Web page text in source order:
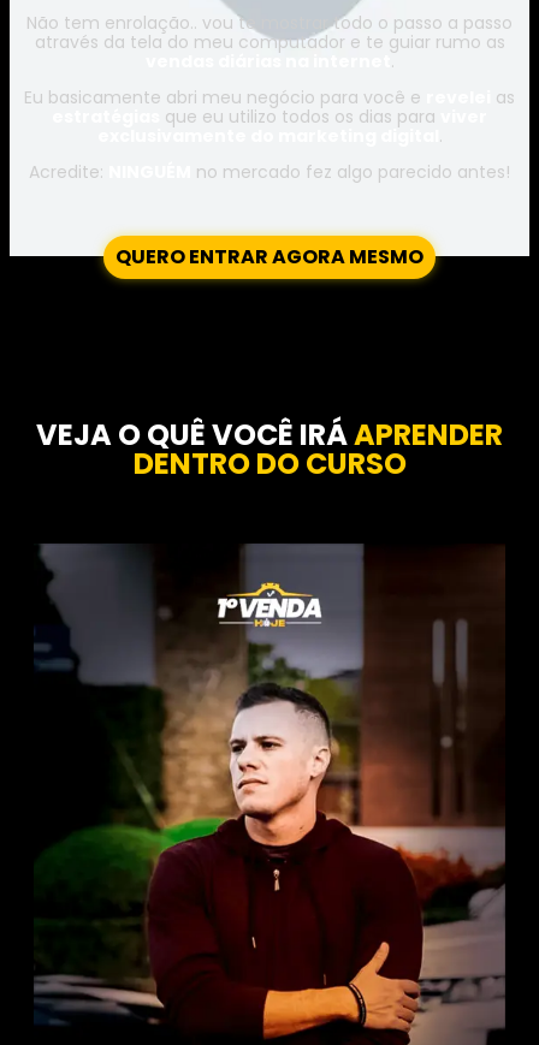
Não tem enrolação.. vou te mostrar todo o passo a passo
através da tela do meu computador e te guiar rumo as
.
Eu basicamente abri meu negócio para você e
as
que eu utilizo todos os dias para
.
Acredite:
no mercado fez algo parecido antes!
QUERO ENTRAR AGORA MESMO
VEJA O QUÊ VOCÊ IRÁAPRENDER
DENTRO DO CURSO